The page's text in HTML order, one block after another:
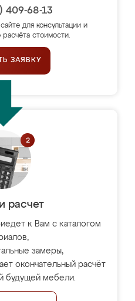
409-68-13
для консультации и
расчёта стоимости.
ЗАЯВКУ
расчет
к Вам с каталогом
замеры,
окончательный расчёт
будущей мебели.